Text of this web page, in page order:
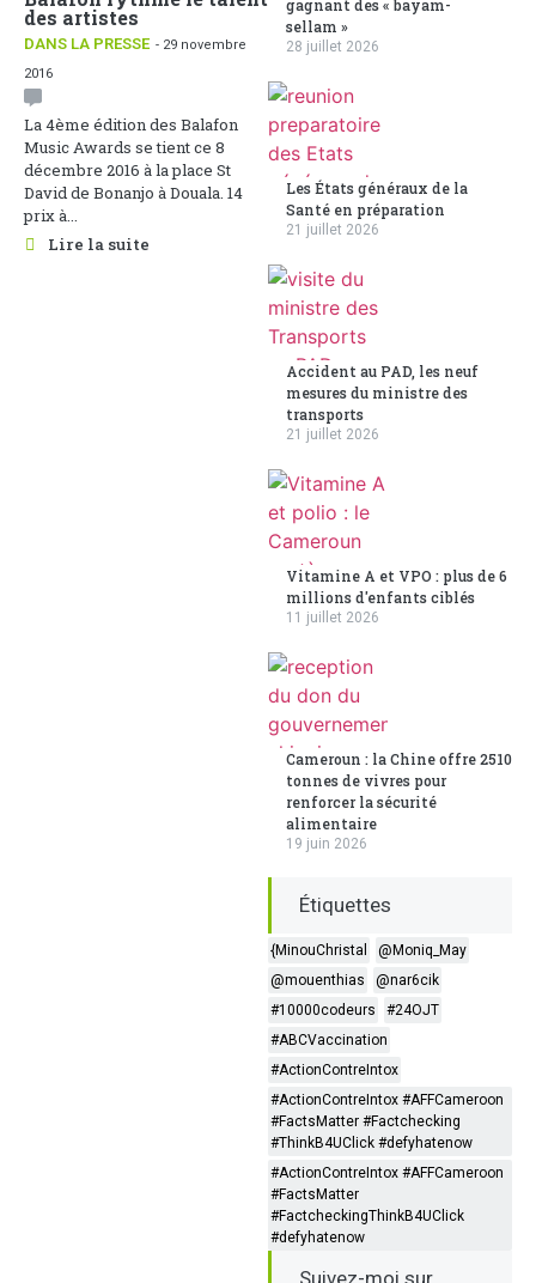
des artistes
DANS LA PRESSE - 29 novembre
2016
La 4ème édition des Balafon
Music Awards se tient ce 8
décembre 2016 à la place St
David de Bonanjo à Douala. 14
prix à...
Lire la suite
gagnant des « bayam-
sellam »
28 juillet 2026
Les États généraux de la
Santé en préparation
21 juillet 2026
Accident au PAD, les neuf
mesures du ministre des
transports
21 juillet 2026
Vitamine A et VPO : plus de 6
millions d'enfants ciblés
11 juillet 2026
Cameroun : la Chine offre 2510
tonnes de vivres pour
renforcer la sécurité
alimentaire
19 juin 2026
Étiquettes
{MinouChristal
@Moniq_May
@mouenthias
@nar6cik
#10000codeurs
#24OJT
#ABCVaccination
#ActionContreIntox
#ActionContreIntox #AFFCameroon
#FactsMatter #Factchecking
#ThinkB4UClick #defyhatenow
#ActionContreIntox #AFFCameroon
#FactsMatter
#FactcheckingThinkB4UClick
#defyhatenow
Suivez-moi sur